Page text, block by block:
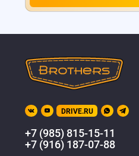
DRIVE.RU
+7 (985) 815-15-11
+7 (916) 187-07-88